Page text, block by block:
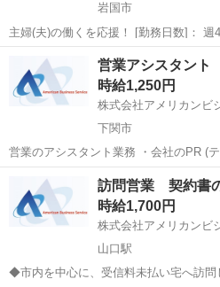
岩国市
主婦(夫)の働くを応援！ [勤務日数]： 週4日~
10:00~17:00/10:00~16:00/10:00~15:00/
駅]： 山口県岩国市 ※勤務エリア選択
営業
営業アシスタント
時給1,250円
株式会社アメリカン
下関市
営業のアシスタント業務 ・会社のPR (
OK) ・登録面接手続きなど (研修期間で
社手続きなどなど (派遣スタッフの方のサポート) 派遣社
備 ※条件を...
下関市 営業
訪問営業 契約書
時給1,700円
株式会社アメリカン
山口駅
◆市内を中心に、受信料未払い宅へ訪問